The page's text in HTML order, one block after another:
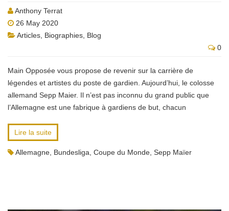
Anthony Terrat
26 May 2020
Articles Biographies Blog
0
Main Opposée vous propose de revenir sur la carrière de
légendes et artistes du poste de gardien. Aujourd’hui, le colosse
allemand Sepp Maier. Il n’est pas inconnu du grand public que
l’Allemagne est une fabrique à gardiens de but, chacun
Lire la suite
Allemagne Bundesliga Coupe du Monde Sepp Maïer